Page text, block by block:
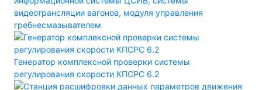
видеотрансляции вагонов, модуля управления
гребнесмазывателем
Генератор комплексной проверки системы
регулирования скорости КПСРС 6.2